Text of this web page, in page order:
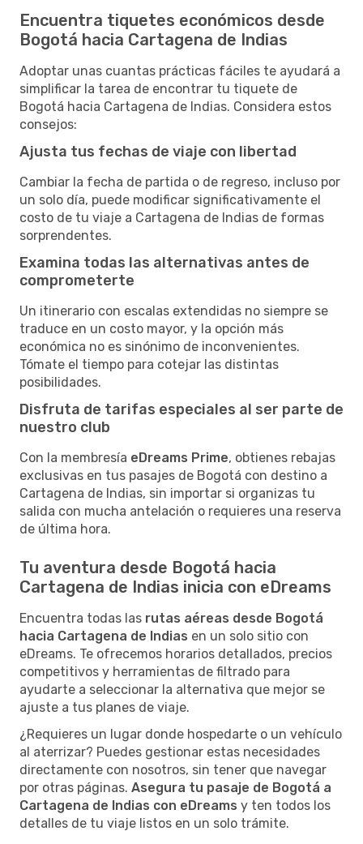
Encuentra tiquetes económicos desde
Bogotá hacia Cartagena de Indias
Adoptar unas cuantas prácticas fáciles te ayudará a
simplificar la tarea de encontrar tu tiquete de
Bogotá hacia Cartagena de Indias. Considera estos
consejos:
Ajusta tus fechas de viaje con libertad
Cambiar la fecha de partida o de regreso, incluso por
un solo día, puede modificar significativamente el
costo de tu viaje a Cartagena de Indias de formas
sorprendentes.
Examina todas las alternativas antes de
comprometerte
Un itinerario con escalas extendidas no siempre se
traduce en un costo mayor, y la opción más
económica no es sinónimo de inconvenientes.
Tómate el tiempo para cotejar las distintas
posibilidades.
Disfruta de tarifas especiales al ser parte de
nuestro club
Con la membresía eDreams Prime, obtienes rebajas
exclusivas en tus pasajes de Bogotá con destino a
Cartagena de Indias, sin importar si organizas tu
salida con mucha antelación o requieres una reserva
de última hora.
Tu aventura desde Bogotá hacia
Cartagena de Indias inicia con eDreams
Encuentra todas las rutas aéreas desde Bogotá
hacia Cartagena de Indias en un solo sitio con
eDreams. Te ofrecemos horarios detallados, precios
competitivos y herramientas de filtrado para
ayudarte a seleccionar la alternativa que mejor se
ajuste a tus planes de viaje.
¿Requieres un lugar donde hospedarte o un vehículo
al aterrizar? Puedes gestionar estas necesidades
directamente con nosotros, sin tener que navegar
por otras páginas. Asegura tu pasaje de Bogotá a
Cartagena de Indias con eDreams y ten todos los
detalles de tu viaje listos en un solo trámite.